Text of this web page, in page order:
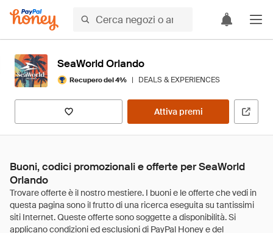
SeaWorld Orlando
Recupero del 4% | DEALS & EXPERIENCES
Attiva premi
Buoni, codici promozionali e offerte per SeaWorld
Orlando